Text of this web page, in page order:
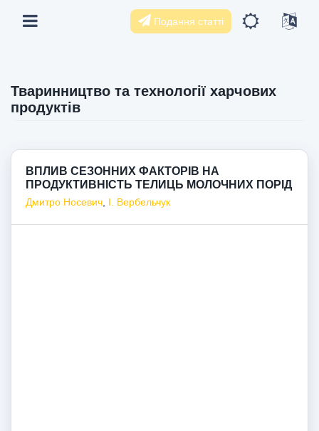
Подання статті
Тваринництво та технології харчових
продуктів
ВПЛИВ СЕЗОННИХ ФАКТОРІВ НА
ПРОДУКТИВНІСТЬ ТЕЛИЦЬ МОЛОЧНИХ ПОРІД
Дмитро Носевич І. Вербельчук